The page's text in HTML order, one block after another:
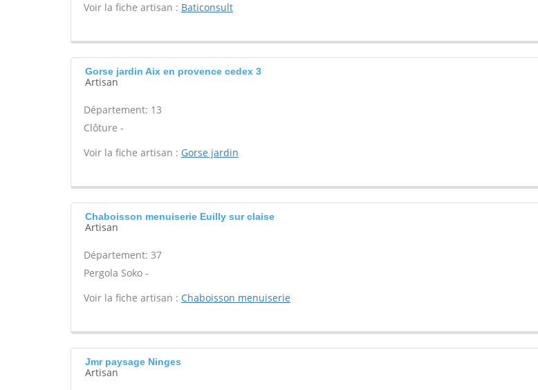
Voir la fiche artisan : Baticonsult
Gorse jardin Aix en provence cedex 3
Artisan
Département: 13
Clôture -
Voir la fiche artisan : Gorse jardin
Chaboisson menuiserie Euilly sur claise
Artisan
Département: 37
Pergola Soko -
Voir la fiche artisan : Chaboisson menuiserie
Jmr paysage Ninges
Artisan